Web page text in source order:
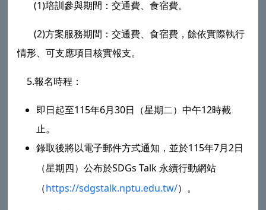
(1)培訓參與期間：交通費、食宿費。
(2)方案服務期間：交通費、食宿費，餘依實際執行
情形、可支應項目核實報支。
5.報名時程：
即日起至115年6月30日（星期二）中午12時截
止。
錄取後將以電子郵件方式通知，並於115年7月2日
（星期四）公布於SDGs Talk 永續行動網站
（https://sdgstalk.nptu.edu.tw/）。